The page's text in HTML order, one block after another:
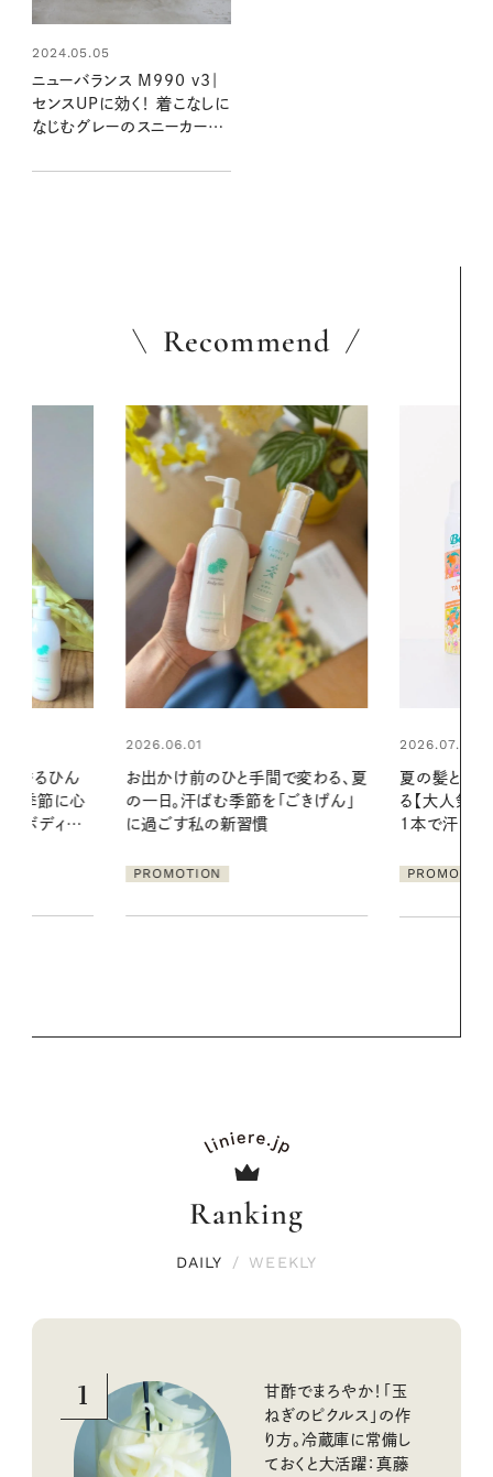
2024.05.05
ニューバランス M990 v3｜
センスUPに効く！ 着こなしに
なじむグレーのスニーカー
Recommend
変わる、夏
ごきげん」
2026.07.24
夏の髪と心が瞬時にリフレッシュす
る【大人気のドライシャンプー】 この
1本で汗ばむ季節も一日中心地よく
PROMOTION
2026.06.01
暑い夏のナイ
える夜の爽
Ranking
DAILY / WEEKLY
1
甘酢でまろやか！「玉
ねぎのピクルス」の作
り方。冷蔵庫に常備し
ておくと大活躍：真藤